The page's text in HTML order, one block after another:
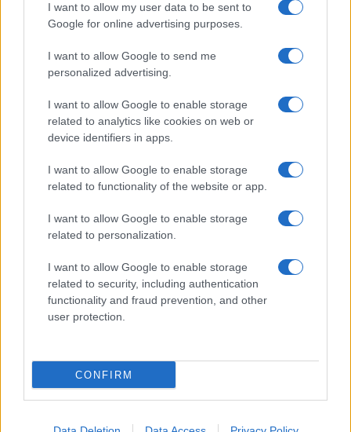
I want to allow my user data to be sent to
Google for online advertising purposes.
I want to allow Google to send me
personalized advertising.
I want to allow Google to enable storage
related to analytics like cookies on web or
device identifiers in apps.
I want to allow Google to enable storage
related to functionality of the website or app.
I want to allow Google to enable storage
related to personalization.
I want to allow Google to enable storage
related to security, including authentication
functionality and fraud prevention, and other
user protection.
CONFIRM